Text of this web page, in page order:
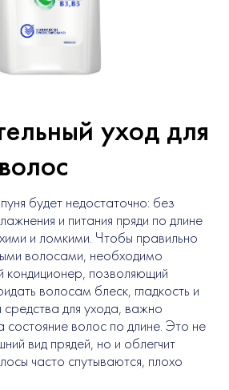
уход для
будет недостаточно: без
и питания пряди по длине
и ломкими. Чтобы правильно
волосами, необходимо
позволяющий
волосам блеск, гладкость и
для ухода, важно
состояние волос по длине. Это не
вид прядей, но и облегчит
часто спутываются, плохо